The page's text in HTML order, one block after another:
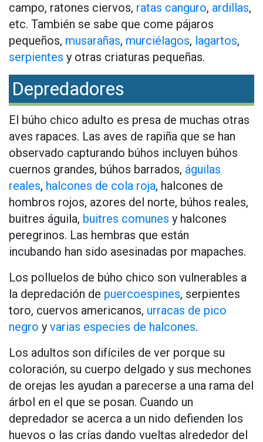
campo, ratones ciervos, ratas canguro, ardillas,
etc. También se sabe que come pájaros
pequeños, musarañas, murciélagos, lagartos,
serpientes y otras criaturas pequeñas.
Depredadores
El búho chico adulto es presa de muchas otras
aves rapaces. Las aves de rapiña que se han
observado capturando búhos incluyen búhos
cuernos grandes, búhos barrados, águilas
reales, halcones de cola roja, halcones de
hombros rojos, azores del norte, búhos reales,
buitres águila, buitres comunes y halcones
peregrinos. Las hembras que están
incubando han sido asesinadas por mapaches.
Los polluelos de búho chico son vulnerables a
la depredación de puercoespines, serpientes
toro, cuervos americanos, urracas de pico
negro y varias especies de halcones.
Los adultos son difíciles de ver porque su
coloración, su cuerpo delgado y sus mechones
de orejas les ayudan a parecerse a una rama del
árbol en el que se posan. Cuando un
depredador se acerca a un nido defienden los
huevos o las crías dando vueltas alrededor del